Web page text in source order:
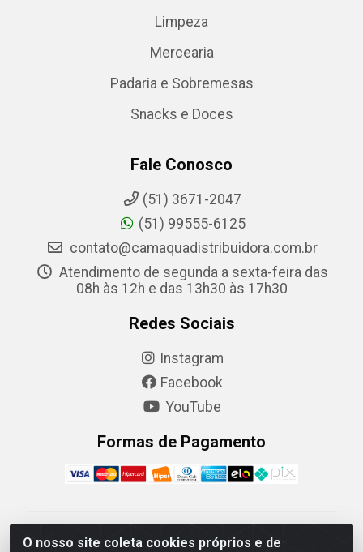
O nosso site coleta cookies próprios e de
Limpeza
Mercearia
Padaria e Sobremesas
Snacks e Doces
Fale Conosco
(51) 3671-2047
(51) 99555-6125
contato@camaquadistribuidora.com.br
Atendimento de segunda a sexta-feira das
08h às 12h e das 13h30 às 17h30
Redes Sociais
Instagram
Facebook
YouTube
Formas de Pagamento
Camaquã Distribuidora Ltda - Avenida Conego Luiz W